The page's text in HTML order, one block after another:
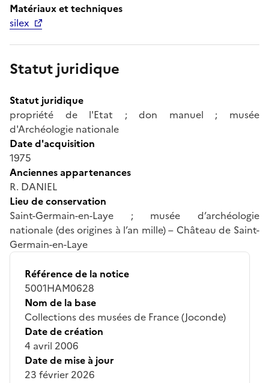
Matériaux et techniques
silex
Statut juridique
Statut juridique
propriété de l'Etat ; don manuel ; musée
d'Archéologie nationale
Date d'acquisition
1975
Anciennes appartenances
R. DANIEL
Lieu de conservation
Saint-Germain-en-Laye ; musée d’archéologie
nationale (des origines à l’an mille) – Château de Saint-
Germain-en-Laye
Référence de la notice
5001HAM0628
Nom de la base
Collections des musées de France (Joconde)
Date de création
4 avril 2006
Date de mise à jour
23 février 2026